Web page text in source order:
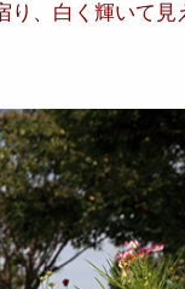
り、白く輝いて